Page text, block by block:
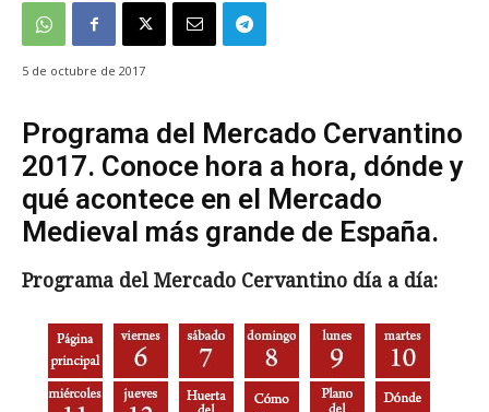
5 de octubre de 2017
Programa del Mercado Cervantino
2017. Conoce hora a hora, dónde y
qué acontece en el Mercado
Medieval más grande de España.
Programa del Mercado Cervantino día a día: